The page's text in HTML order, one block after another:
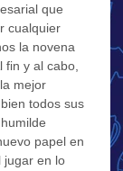
que
cualquier
la novena
y al cabo,
mejor
todos sus
papel en
jugar en lo